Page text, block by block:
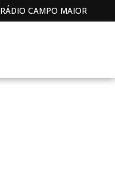
RÁDIO CAMPO MAIOR